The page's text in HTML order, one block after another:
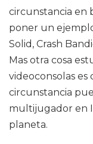
circunstancia en
poner un
Solid, Crash
Mas otra cosa
videoconsolas
circunstancia
multijugador en
planeta.